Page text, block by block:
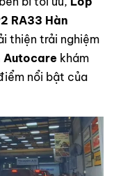
RA33 Hàn
thiện trải nghiệm
Autocare khám
nổi bật của